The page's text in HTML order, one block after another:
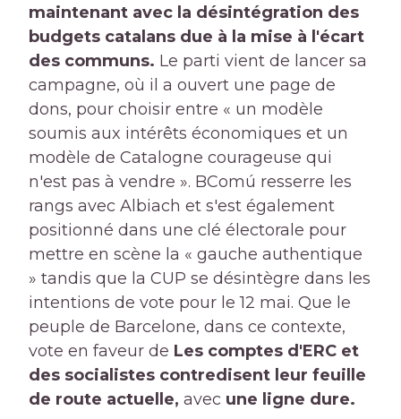
maintenant avec la désintégration des
budgets catalans due à la mise à l'écart
des communs. Le parti vient de lancer sa
campagne, où il a ouvert une page de
dons, pour choisir entre « un modèle
soumis aux intérêts économiques et un
modèle de Catalogne courageuse qui
n'est pas à vendre ». BComú resserre les
rangs avec Albiach et s'est également
positionné dans une clé électorale pour
mettre en scène la « gauche authentique
» tandis que la CUP se désintègre dans les
intentions de vote pour le 12 mai. Que le
peuple de Barcelone, dans ce contexte,
vote en faveur de Les comptes d'ERC et
des socialistes contredisent leur feuille
de route actuelle, avec une ligne dure.